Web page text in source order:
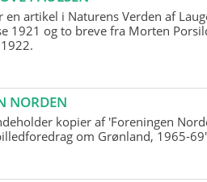
artikel i Naturens Verden af
1921 og to breve fra Morten
NORDEN
kopier af 'Foreningen
om Grønland, 1965-